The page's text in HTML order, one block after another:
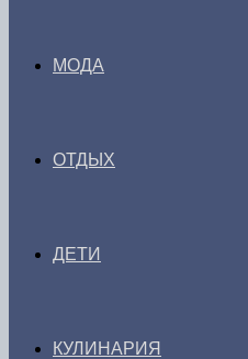
МОДА
ОТДЫХ
ДЕТИ
КУЛИНАРИЯ